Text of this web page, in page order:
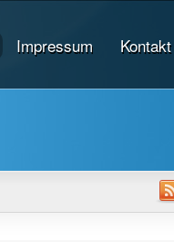
Impressum Kontakt